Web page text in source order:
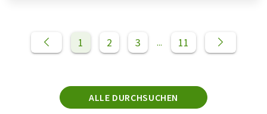
1 2 3 ... 11
ALLE DURCHSUCHEN